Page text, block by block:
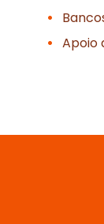
Apoio